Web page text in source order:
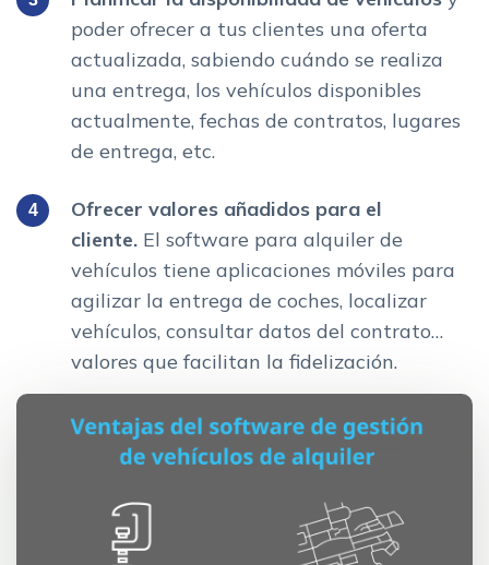
poder ofrecer a tus clientes una oferta
actualizada, sabiendo cuándo se realiza
una entrega, los vehículos disponibles
actualmente, fechas de contratos, lugares
de entrega, etc.
Ofrecer valores añadidos para el
cliente. El software para alquiler de
vehículos tiene aplicaciones móviles para
agilizar la entrega de coches, localizar
vehículos, consultar datos del contrato…
valores que facilitan la fidelización.